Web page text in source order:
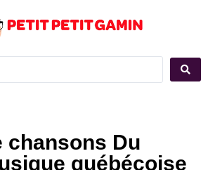
chansons Du
québécoise